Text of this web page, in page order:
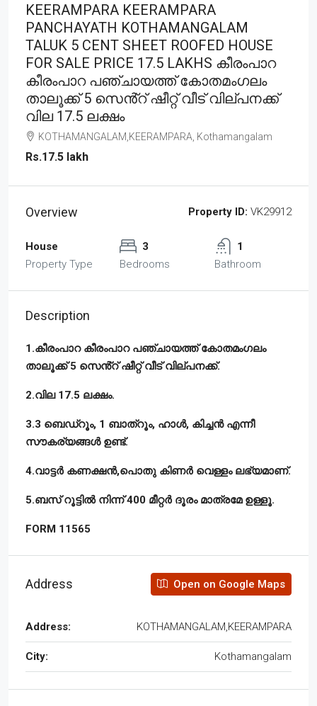
KEERAMPARA KEERAMPARA
PANCHAYATH KOTHAMANGALAM
TALUK 5 CENT SHEET ROOFED HOUSE
FOR SALE PRICE 17.5 LAKHS കീരംപാറ
കീരംപാറ പഞ്ചായത്ത് കോതമംഗലം
താലൂക്ക് 5 സെൻ്റ് ഷീറ്റ് വീട് വില്പനക്ക്
വില 17.5 ലക്ഷം
KOTHAMANGALAM,KEERAMPARA, Kothamangalam
Rs.17.5 lakh
Overview Property ID: VK29912
House
Property Type
3
Bedrooms
1
Bathroom
Description
1.കീരംപാറ കീരംപാറ പഞ്ചായത്ത് കോതമംഗലം
താലൂക്ക് 5 സെൻ്റ് ഷീറ്റ് വീട് വില്പനക്ക്.
2.വില 17.5 ലക്ഷം.
3.3 ബെഡ്റൂം, 1 ബാത്റൂം, ഹാൾ, കിച്ചൻ എന്നീ
സൗകര്യങ്ങൾ ഉണ്ട്.
4.വാട്ടർ കണക്ഷൻ,പൊതു കിണർ വെള്ളം ലഭ്യമാണ്.
5.ബസ് റൂട്ടിൽ നിന്ന് 400 മീറ്റർ ദൂരം മാത്രമേ ഉള്ളൂ.
FORM 11565
Address Open on Google Maps
Address: KOTHAMANGALAM,KEERAMPARA
City: Kothamangalam